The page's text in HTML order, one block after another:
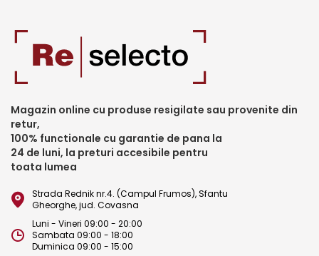
Magazin online cu produse resigilate sau provenite din
retur,
100% functionale cu garantie de pana la
24 de luni, la preturi accesibile pentru
toata lumea
Strada Rednik nr.4. (Campul Frumos), Sfantu
Gheorghe, jud. Covasna
Luni - Vineri 09:00 - 20:00
Sambata 09:00 - 18:00
Duminica 09:00 - 15:00